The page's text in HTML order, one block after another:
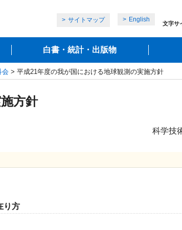
サイトマップ English
文字サ
白書・統計・出版物
会 > 平成21年度の我が国における地球観測の実施方針
方針
科学技
り方